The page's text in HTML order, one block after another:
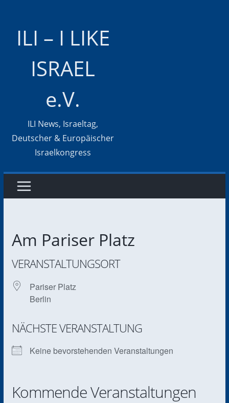
ILI – I LIKE
ISRAEL
e.V.
ILI News, Israeltag,
Deutscher & Europäischer
Israelkongress
Am Pariser Platz
VERANSTALTUNGSORT
Pariser Platz
Berlin
NÄCHSTE VERANSTALTUNG
Keine bevorstehenden Veranstaltungen
Kommende Veranstaltungen